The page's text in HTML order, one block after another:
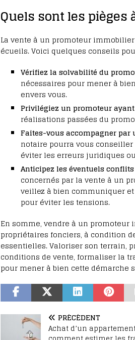
Quels sont les pièges
La vente à un promoteur
écueils. Voici quelques conseils
Vérifiez la solvabilité du
nécessaires pour mener à
envers vous.
Privilégiez un promoteur
réalisations passées du
Faites-vous accompagner par
notaire pourra vous
éviter les erreurs juridiques
Anticipez les éventuels conflits
concernés par la vente à un
veillez à bien communiquer
pour éviter les tensions.
En somme, vendre à un
propriétaires fonciers, à condition
essentielles. Valoriser son terrain,
conditions de vente, formaliser la
pour mener à bien cette démarche
PRÉCÉDENT
Achat d’un